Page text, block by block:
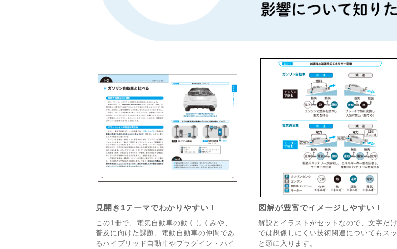
見開き1テーマでわかりやすい！
この1冊で、電気自動車の動くしくみや、
普及に向けた課題、電動自動車の仲間であ
るハイブリッド自動車やプラグイン・ハイ
図解が豊富でイメージしやすい！
解説とイラストがセットなので、文字だけ
では想像しにくい技術関連についてもスッ
と頭に入ります。